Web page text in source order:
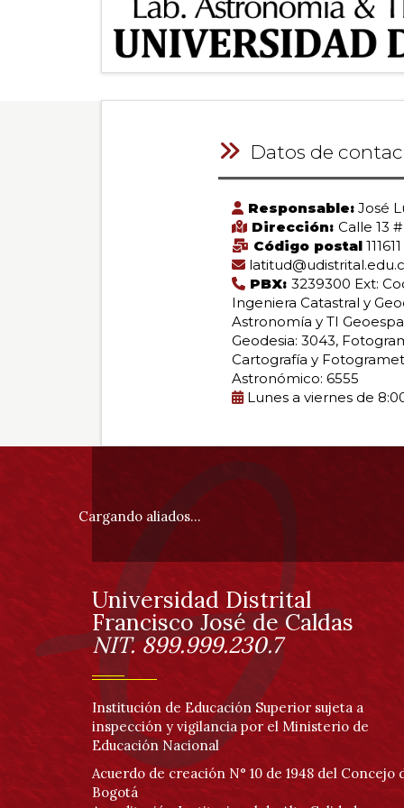
Datos de
Responsable: José
Dirección: Calle 13
Código postal
PBX: 3239300 Ext:
Ingeniera Catastral y
Astronomía y TI
Geodesia: 3043,
Cartografía y
Astronómico: 6555
Lunes a viernes de
Información
pie
de
página
Cargando aliados...
Información
Universidad Distrital
Francisco José de Caldas
NIT. 899.999.230.7
Institución de Educación Superior sujeta a
inspección y vigilancia por el Ministerio de
Educación Nacional
Acuerdo de creación N° 10 de 1948 del Concejo
Bogotá